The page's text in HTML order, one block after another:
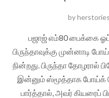
byherstories
பஜாஜ் எம்80 பைக்கை
பிருந்தாவுக்கு முன்னாடி
நின்றது. பிருந்தா தோழரால்
இன்னும் ஸ்மூத்தாக போய்க்
பார்த்தால், அவர் கியரைப்